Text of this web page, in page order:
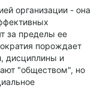
организации - она
за пределы ее
порождает
дисциплины и
"обществом", но